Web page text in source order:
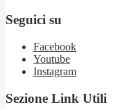
Seguici su
Facebook
Youtube
Instagram
Sezione Link Utili